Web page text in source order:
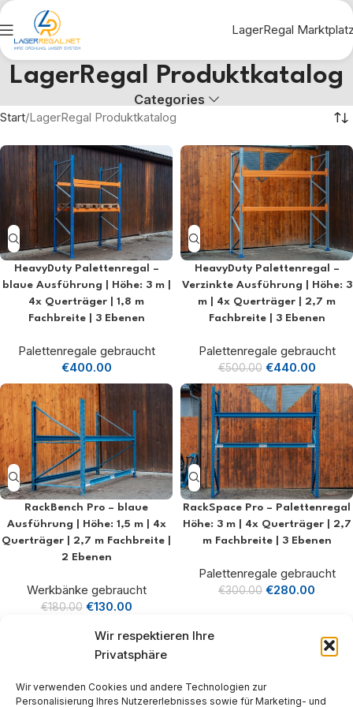
Wir respektieren Ihre
Privatsphäre
Wir verwenden Cookies und andere Technologien zur
Personalisierung Ihres Nutzererlebnisses sowie für Marketing- und
LagerRegal
LagerRegal Produktkatalog
Categories
Start LagerRegal Produktkatalog
HeavyDuty Palettenregal –
blaue Ausführung | Höhe: 3 m |
4x Querträger | 1,8 m
Fachbreite | 3 Ebenen
Palettenregale gebraucht
€400.00
HeavyDuty Palettenregal –
Verzinkte Ausführung | Höhe: 3
m | 4x Querträger | 2,7 m
Fachbreite | 3 Ebenen
Palettenregale gebraucht
€500.00 €440.00
RackBench Pro – blaue
Ausführung | Höhe: 1,5 m | 4x
Querträger | 2,7 m Fachbreite |
2 Ebenen
Werkbänke gebraucht
€180.00 €130.00
RackSpace Pro – Palettenregal
Höhe: 3 m | 4x Querträger | 2,7
m Fachbreite | 3 Ebenen
Palettenregale gebraucht
€300.00 €280.00